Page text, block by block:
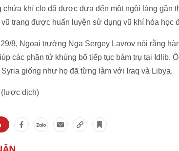
chứa khí clo đã được đưa đến một ngôi làng gần
vũ trang được huấn luyện sử dụng vũ khí hóa học
8, Ngoại trưởng Nga Sergey Lavrov nói rằng
các phần tử khủng bố tiếp tục bám trụ tại Idlib.
giống như họ đã từng làm với Iraq và Libya.
(lược dịch)